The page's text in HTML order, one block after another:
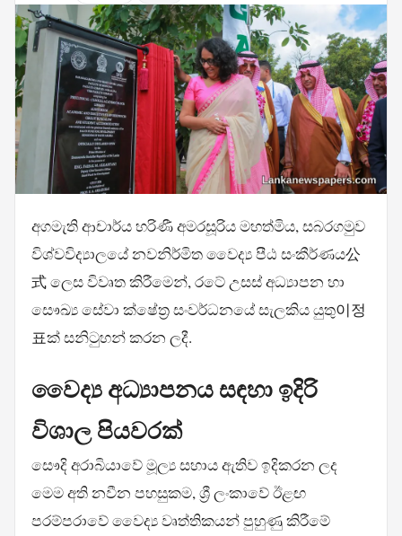
අගමැති ආචාර්ය හරිණී අමරසූරිය මහත්මිය, සබරගමුව
විශ්වවිද්‍යාලයේ නවනිර්මිත වෛද්‍ය පීඨ සංකීර්ණය公
式 ලෙස විවෘත කිරීමෙන්, රටේ උසස් අධ්‍යාපන හා
සෞඛ්‍ය සේවා ක්ෂේත්‍ර සංවර්ධනයේ සැලකිය යුතු이정
표ක් සනිටුහන් කරන ලදී.
වෛද්‍ය අධ්‍යාපනය සඳහා ඉදිරි
විශාල පියවරක්
සෞදි අරාබියාවේ මූල්‍ය සහාය ඇතිව ඉදිකරන ලද
මෙම අති නවීන පහසුකම, ශ්‍රී ලංකාවේ ඊළඟ
පරම්පරාවේ වෛද්‍ය වෘත්තිකයන් පුහුණු කිරීමේ